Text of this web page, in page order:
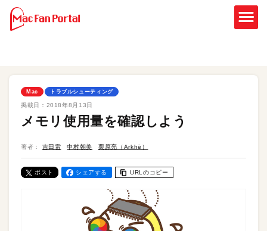
Mac トラブルシューティング
掲載日： 2018年8月13日
メモリ使用量を確認しよう
著者： 吉田雷 中村朝美 栗原亮（Arkhē）
ポスト シェアする URLのコピー